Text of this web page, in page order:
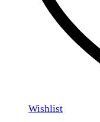
Wishlist